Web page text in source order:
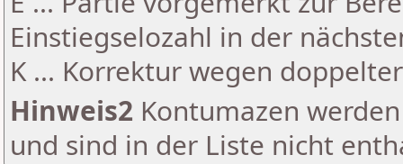
Einstiegselozahl in der
K ... Korrektur wegen
Hinweis2 Kontumazen
und sind in der Liste nicht